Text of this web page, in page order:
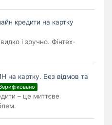
кредити на картку
і зручно. Фінтех-
на картку. Без відмов та
– це миттєве